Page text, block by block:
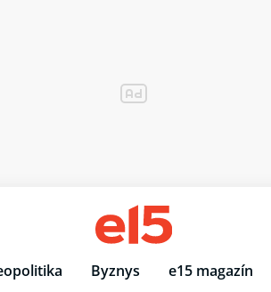
Byznys e15 magazín